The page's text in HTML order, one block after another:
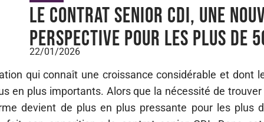
Le contrat senior CDI, une
perspective pour les plus de
22/01/2026
qui connaît une croissance considérable et dont
en plus importants. Alors que la nécessité de
devient de plus en plus pressante pour les plus